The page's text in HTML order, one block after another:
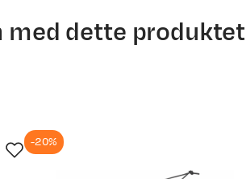
dette produktet
-20%